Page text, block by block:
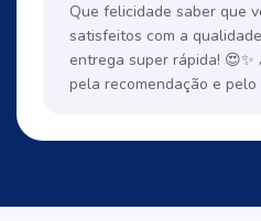
Que felicidade saber que
satisfeitos com a
entrega super rápida! 😍✨
pela recomendação e